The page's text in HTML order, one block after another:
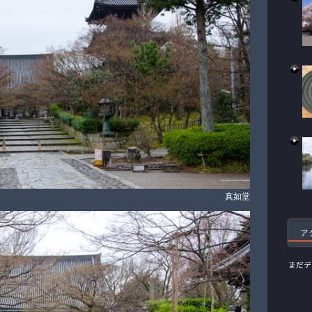
真如堂
ア
まだ